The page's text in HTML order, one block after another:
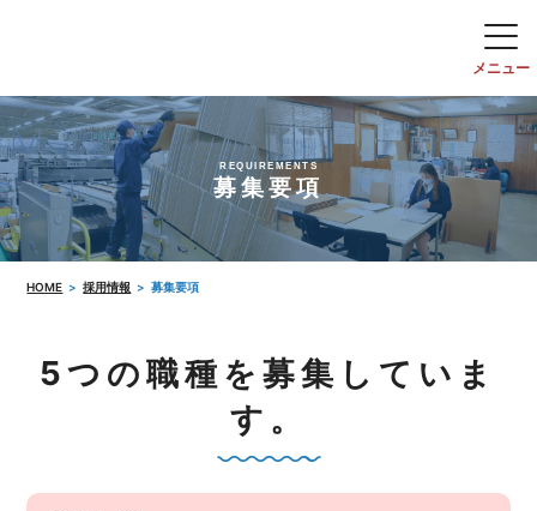
REQUIREMENTS
募集要項
HOME 採用情報 募集要項
5つの職種を募集していま
す。